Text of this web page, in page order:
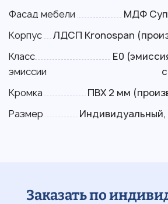
Фасад мебели
МДФ
Корпус
ЛДСП Kronospan
Класс
эмиссии
Е0
Кромка
ПВХ 2 мм
Размер
Заказать по